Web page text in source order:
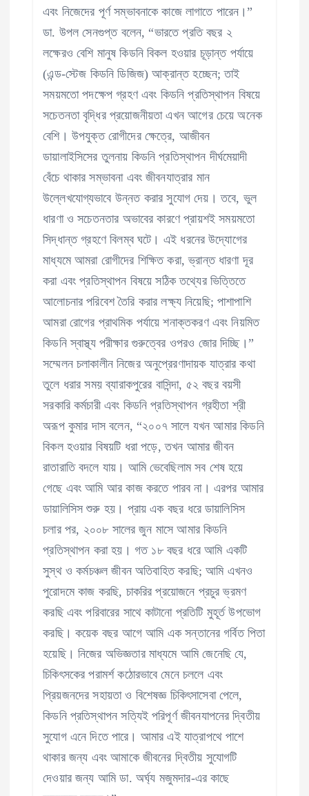
এবং নিজেদের পূর্ণ সম্ভাবনাকে কাজে লাগাতে পারেন।”
ডা. উপল সেনগুপ্ত বলেন, “ভারতে প্রতি বছর ২
লক্ষেরও বেশি মানুষ কিডনি বিকল হওয়ার চূড়ান্ত পর্যায়ে
(এন্ড-স্টেজ কিডনি ডিজিজ) আক্রান্ত হচ্ছেন; তাই
সময়মতো পদক্ষেপ গ্রহণ এবং কিডনি প্রতিস্থাপন বিষয়ে
সচেতনতা বৃদ্ধির প্রয়োজনীয়তা এখন আগের চেয়ে অনেক
বেশি। উপযুক্ত রোগীদের ক্ষেত্রে, আজীবন
ডায়ালাইসিসের তুলনায় কিডনি প্রতিস্থাপন দীর্ঘমেয়াদী
বেঁচে থাকার সম্ভাবনা এবং জীবনযাত্রার মান
উল্লেখযোগ্যভাবে উন্নত করার সুযোগ দেয়। তবে, ভুল
ধারণা ও সচেতনতার অভাবের কারণে প্রায়শই সময়মতো
সিদ্ধান্ত গ্রহণে বিলম্ব ঘটে। এই ধরনের উদ্যোগের
মাধ্যমে আমরা রোগীদের শিক্ষিত করা, ভ্রান্ত ধারণা দূর
করা এবং প্রতিস্থাপন বিষয়ে সঠিক তথ্যের ভিত্তিতে
আলোচনার পরিবেশ তৈরি করার লক্ষ্য নিয়েছি; পাশাপাশি
আমরা রোগের প্রাথমিক পর্যায়ে শনাক্তকরণ এবং নিয়মিত
কিডনি স্বাস্থ্য পরীক্ষার গুরুত্বের ওপরও জোর দিচ্ছি।”
সম্মেলন চলাকালীন নিজের অনুপ্রেরণাদায়ক যাত্রার কথা
তুলে ধরার সময় ব্যারাকপুরের বাসিন্দা, ৫২ বছর বয়সী
সরকারি কর্মচারী এবং কিডনি প্রতিস্থাপন গ্রহীতা শ্রী
অরূপ কুমার দাস বলেন, “২০০৭ সালে যখন আমার কিডনি
বিকল হওয়ার বিষয়টি ধরা পড়ে, তখন আমার জীবন
রাতারাতি বদলে যায়। আমি ভেবেছিলাম সব শেষ হয়ে
গেছে এবং আমি আর কাজ করতে পারব না। এরপর আমার
ডায়ালিসিস শুরু হয়। প্রায় এক বছর ধরে ডায়ালিসিস
চলার পর, ২০০৮ সালের জুন মাসে আমার কিডনি
প্রতিস্থাপন করা হয়। গত ১৮ বছর ধরে আমি একটি
সুস্থ ও কর্মচঞ্চল জীবন অতিবাহিত করছি; আমি এখনও
পুরোদমে কাজ করছি, চাকরির প্রয়োজনে প্রচুর ভ্রমণ
করছি এবং পরিবারের সাথে কাটানো প্রতিটি মুহূর্ত উপভোগ
করছি। কয়েক বছর আগে আমি এক সন্তানের গর্বিত পিতা
হয়েছি। নিজের অভিজ্ঞতার মাধ্যমে আমি জেনেছি যে,
চিকিৎসকের পরামর্শ কঠোরভাবে মেনে চললে এবং
প্রিয়জনদের সহায়তা ও বিশেষজ্ঞ চিকিৎসাসেবা পেলে,
কিডনি প্রতিস্থাপন সত্যিই পরিপূর্ণ জীবনযাপনের দ্বিতীয়
সুযোগ এনে দিতে পারে। আমার এই যাত্রাপথে পাশে
থাকার জন্য এবং আমাকে জীবনের দ্বিতীয় সুযোগটি
দেওয়ার জন্য আমি ডা. অর্ঘ্য মজুমদার-এর কাছে